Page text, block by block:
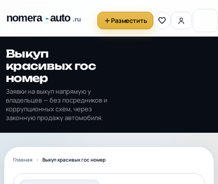
Разместить
Выкуп
красивых гос
номер
Заявки на выкуп напрямую у
владельцев — без посредников и
коррупционных схем, через
законную продажу автомобиля.
Главная Выкуп красивых гос номер